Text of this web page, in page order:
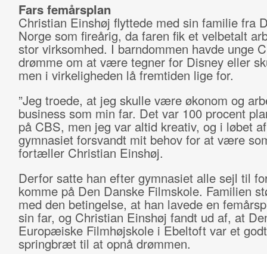
Fars femårsplan
Christian Einshøj flyttede med sin familie fra
Norge som fireårig, da faren fik et velbetalt
stor virksomhed. I barndommen havde unge
drømme om at være tegner for Disney eller
men i virkeligheden lå fremtiden lige for.
”Jeg troede, at jeg skulle være økonom og
business som min far. Det var 100 procent
på CBS, men jeg var altid kreativ, og i løbet af
gymnasiet forsvandt mit behov for at være
fortæller Christian Einshøj.
Derfor satte han efter gymnasiet alle sejl til
komme på Den Danske Filmskole. Familien
med den betingelse, at han lavede en
sin far, og Christian Einshøj fandt ud af, at
Europæiske Filmhøjskole i Ebeltoft var et godt
springbræt til at opnå drømmen.